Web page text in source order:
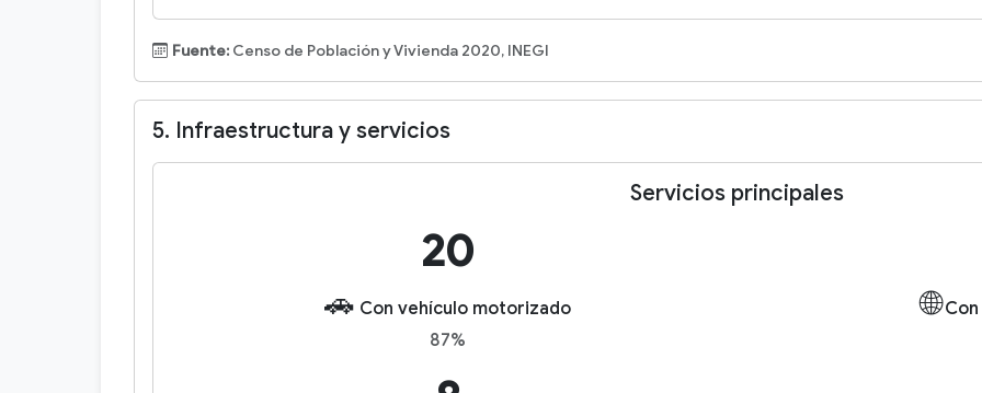
Fuente: Censo de Población y Vivienda 2020, INEGI
5. Infraestructura y servicios
Servicios principales
20
🚗 Con vehículo motorizado
87%
🌐